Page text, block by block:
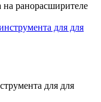
на ранорасширителе
для для